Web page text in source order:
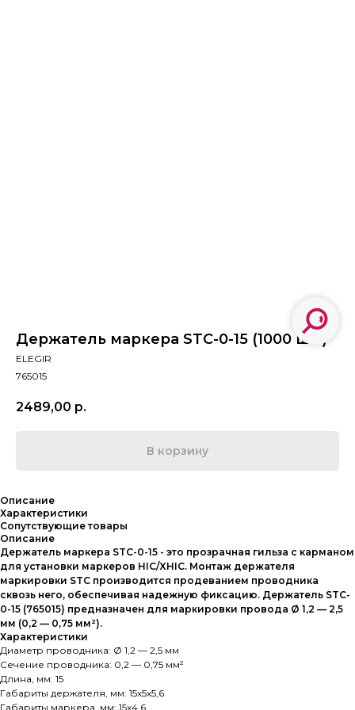
Держатель маркера STC-0-15 (1000 шт.)
ELEGIR
765015
2489,00 р.
В корзину
Описание
Характеристики
Сопутствующие товары
Описание
Держатель маркера STC-0-15 - это прозрачная гильза с карманом
для установки маркеров HIC/XHIC. Монтаж держателя
маркировки STC производится продеванием проводника
сквозь него, обеспечивая надежную фиксацию. Держатель STC-
0-15 (765015) предназначен для маркировки провода Ø 1,2 — 2,5
мм (0,2 — 0,75 мм²).
Характеристики
Диаметр проводника: Ø 1,2 — 2,5 мм
Сечение проводника: 0,2 — 0,75 мм²
Длина, мм: 15
Габариты держателя, мм: 15x5x5,6
Габариты маркера, мм: 15x4,6